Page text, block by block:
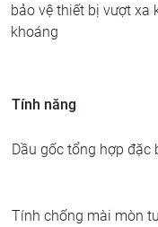
bảo vệ thiết bị vượt xa
khoáng
Tính năng
Dầu gốc tổng hợp đặc
Tính chống mài mòn